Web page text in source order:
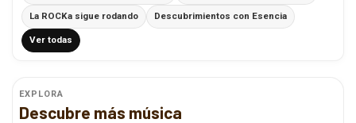
La ROCKa sigue rodando Descubrimientos con Esencia
Ver todas
EXPLORA
Descubre más música